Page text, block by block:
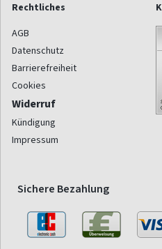
Rechtliches
AGB
Datenschutz
Barrierefreiheit
Cookies
Widerruf
Kündigung
Impressum
Sichere Bezahlung